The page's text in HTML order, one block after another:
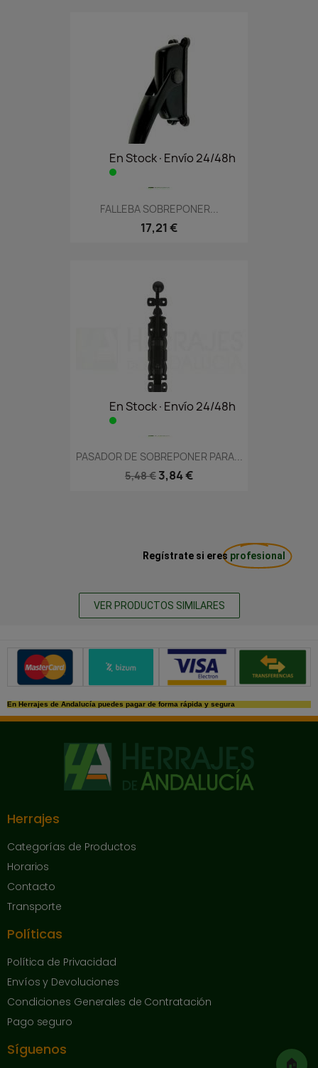
🏠
En Stock·Envío 24/48h
FALLEBA SOBREPONER...
17,21 €
En Stock·Envío 24/48h
PASADOR DE SOBREPONER PARA...
5,48 € 3,84 €
Regístrate si eres profesional
VER PRODUCTOS SIMILARES
Métodos de pago seguros
En Herrajes de Andalucía puedes pagar de forma rápida y segura
Herrajes
Categorías de Productos
Horarios
Contacto
Transporte
Políticas
Política de Privacidad
Envíos y Devoluciones
Condiciones Generales de Contratación
Pago seguro
Síguenos